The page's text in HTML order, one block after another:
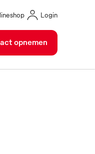
Login
opnemen